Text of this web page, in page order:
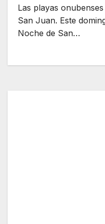
Las playas
San Juan. Este
Noche de San…